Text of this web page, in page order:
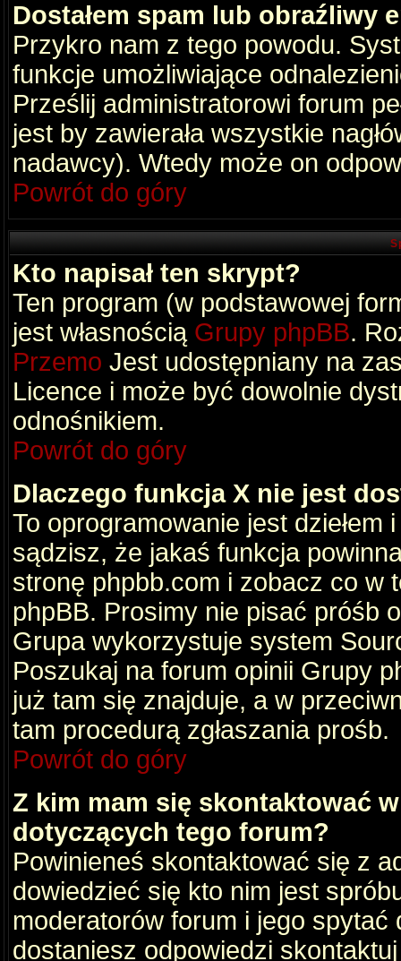
Dostałem spam lub obraźliwy
Przykro nam z tego powodu.
funkcje umożliwiające
Prześlij administratorowi forum
jest by zawierała wszystkie
nadawcy). Wtedy może on
Powrót do góry
Kto napisał ten skrypt?
Ten program (w podstawowej
jest własnością Grupy phpBB.
Przemo Jest udostępniany na
Licence i może być dowolnie
odnośnikiem.
Powrót do góry
Dlaczego funkcja X nie jest
To oprogramowanie jest dziełem
sądzisz, że jakaś funkcja
stronę phpbb.com i zobacz co w
phpBB. Prosimy nie pisać próśb
Grupa wykorzystuje system
Poszukaj na forum opinii Grupy
już tam się znajduje, a w
tam procedurą zgłaszania prośb.
Powrót do góry
Z kim mam się skontaktować
dotyczących tego forum?
Powinieneś skontaktować się z
dowiedzieć się kto nim jest
moderatorów forum i jego
dostaniesz odpowiedzi